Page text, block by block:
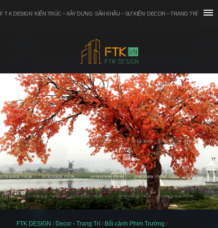
F T K DESIGN KIẾN TRÚC – XÂY DỰNG SÂN KHẤU – SỰ KIỆN DECOR – TRANG TRÍ
FTK DESIGN / Decor - Trang Trí/ Bối cảnh Phim Trường /